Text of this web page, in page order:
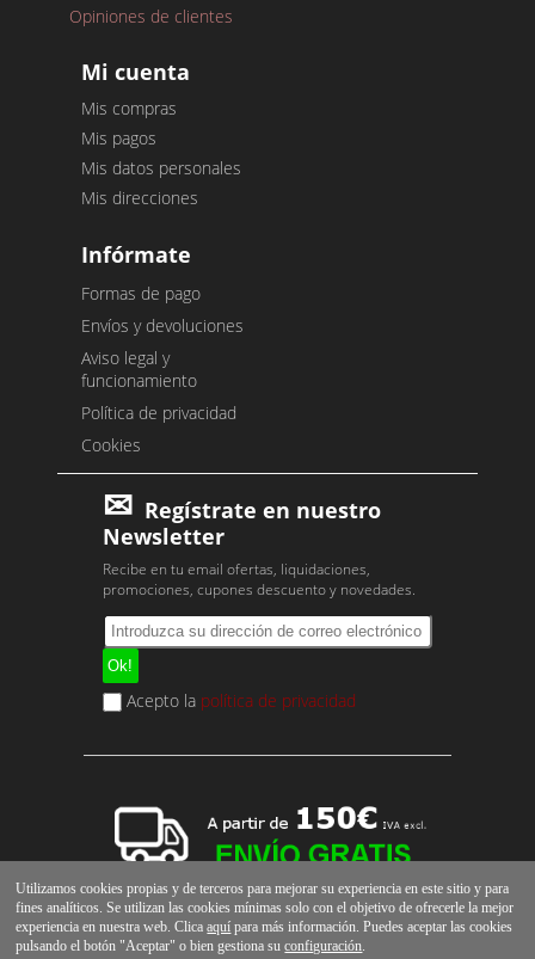
Opiniones de clientes
Mi cuenta
Mis compras
Mis pagos
Mis datos personales
Mis direcciones
Infórmate
Formas de pago
Envíos y devoluciones
Aviso legal y
funcionamiento
Política de privacidad
Cookies
Regístrate en nuestro
Newsletter
Recibe en tu email ofertas, liquidaciones,
promociones, cupones descuento y novedades.
Acepto la política de privacidad
Utilizamos cookies propias y de terceros para mejorar su experiencia en este sitio y para
fines analíticos. Se utilizan las cookies mínimas solo con el objetivo de ofrecerle la mejor
experiencia en nuestra web. Clicaaquí para más información. Puedes aceptar las cookies
pulsando el botón "Aceptar" o bien gestiona suconfiguración.